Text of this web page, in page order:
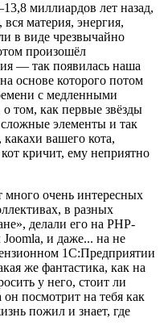
миллиардов лет назад,
материя, энергия,
в виде чрезвычайно
произошёл
— так появилась наша
основе которого потом
с медленными
том, как первые звёзды
элементы и так
вашего кота,
кричит, ему неприятно
много очень интересных
в разных
делали его на PHP-
и даже... на не
1С:Предприятии
же фантастика, как на
у него, стоит ли
посмотрит на тебя как
пожил и знает, где